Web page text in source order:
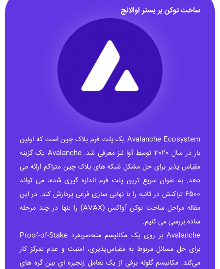
ساخت توکن بر بستر اوالانچ
Avalanche Ecosystem یک پلت فرم بلاک چین است که اولین
بار در سال 2020 توسط آوا لبز معرفی شد. Avalanche یک گزینه
مقیاس پذیر برای حل مشکل شبکه های بلاک چین متراکم ارائه می
دهد. به عنوان سریع ترین پلت فرم اندازه گیری شده، می تواند
6500 تراکنش در ثانیه را با نهایی سازی فرعی پردازش کند. در این
مقاله مراحل ساخت توکن آواکس (AVAX) را تنها در چند مرحله
ساده بررسی می کنیم.
Avalanche بر روی یک مکانیسم منحصربفرد Proof-of-Stake
برای حل مسائل مربوط به مقیاس‌پذیری، امنیت و عدم تمرکز کار
می‌کند. مکانیسم گلوله برفی از یک تعامل زنجیره ای بین گره های